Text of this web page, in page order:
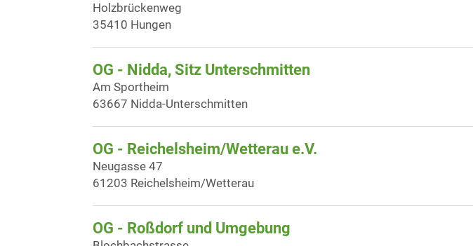
Holzbrückenweg
35410 Hungen
OG - Nidda, Sitz Unterschmitten
Am Sportheim
63667 Nidda-Unterschmitten
OG - Reichelsheim/Wetterau e.V.
Neugasse 47
61203 Reichelsheim/Wetterau
OG - Roßdorf und Umgebung